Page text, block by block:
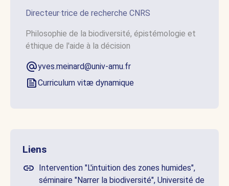
Directeur·trice de recherche CNRS
Philosophie de la biodiversité, épistémologie et
éthique de l'aide à la décision
yves.meinard@univ-amu.fr
Curriculum vitæ dynamique
Liens
Intervention "L'intuition des zones humides",
séminaire "Narrer la biodiversité", Université de